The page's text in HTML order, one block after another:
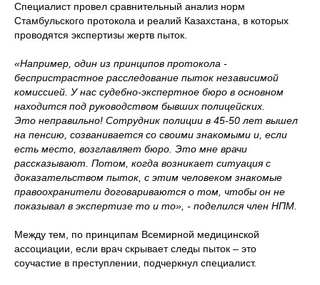
Специалист провел сравнительный анализ норм
Стамбульского протокола и реалий Казахстана, в которых
проводятся экспертизы жертв пыток.
«Например, один из принципов протокола -
беспристрастное расследование пыток независимой
комиссией. У нас судебно-экспертное бюро в основном
находится под руководством бывших полицейских.
Это неправильно! Сотрудник полиции в 45-50 лет вышел
на пенсию, созванивается со своими знакомыми и, если
есть место, возглавляет бюро. Это мне врачи
рассказывают. Потом, когда возникает ситуация с
доказательством пыток, с этим человеком знакомые
правоохранители договариваются о том, чтобы он не
показывал в экспертизе то и то», - поделился член НПМ.
Между тем, по принципам Всемирной медицинской
ассоциации, если врач скрывает следы пыток – это
соучастие в преступлении, подчеркнул специалист.